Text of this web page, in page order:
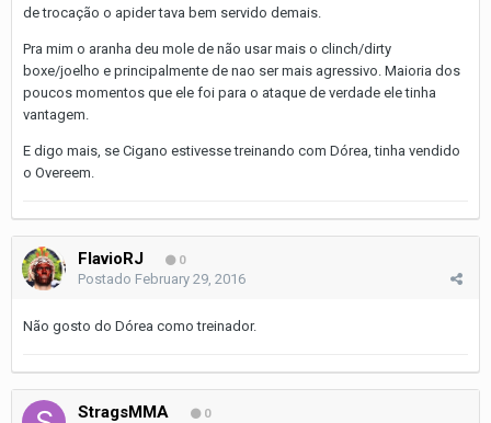
de trocação o apider tava bem servido demais.
Pra mim o aranha deu mole de não usar mais o clinch/dirty
boxe/joelho e principalmente de nao ser mais agressivo. Maioria dos
poucos momentos que ele foi para o ataque de verdade ele tinha
vantagem.
E digo mais, se Cigano estivesse treinando com Dórea, tinha vendido
o Overeem.
FlavioRJ 0
Postado February 29, 2016
Não gosto do Dórea como treinador.
StragsMMA 0